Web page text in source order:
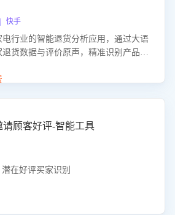
快手
行业的智能退货分析应用，通过大语
货数据与评价原声，精准识别产品质
户痛点驱动产品迭代，从根本上降低
请顾客好评-智能工具
在好评买家识别